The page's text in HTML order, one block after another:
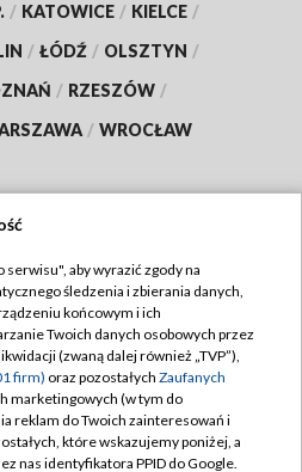
/ KATOWICE / KIELCE /
/ ŁÓDŹ / OLSZTYN /
/ RZESZÓW /
/ WROCŁAW
TVP
TVP
prywatności
zgody
Pomoc
aby wyrazić zgody na
śledzenia i zbierania danych,
końcowym i ich
Twoich danych osobowych przez
(zwaną dalej również „TVP”),
firm) oraz pozostałych Zaufanych
marketingowych (w tym do
reklam do Twoich zainteresowań i
które wskazujemy poniżej, a
nas identyfikatora PPID do Google.